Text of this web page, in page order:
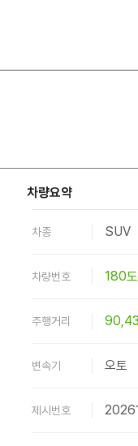
차량요약
차종 SUV
차량번호 180
주행거리
변속기 오토
제시번호